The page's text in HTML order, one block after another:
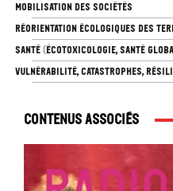
MOBILISATION DES SOCIÉTÉS
RÉORIENTATION ÉCOLOGIQUES DES
SANTÉ (ÉCOTOXICOLOGIE, SANTÉ
VULNÉRABILITÉ, CATASTROPHES,
Contenus associés